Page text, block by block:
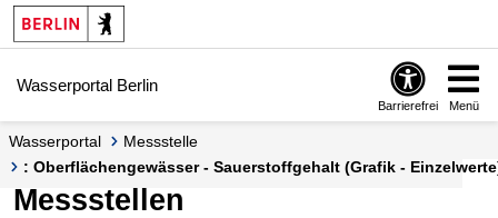
Springe zur Navigation
Springe zum Inhalt
Wasserportal Berlin
Barrierefrei Menü
Wasserportal
Messstelle
: Oberflächengewässer - Sauerstoffgehalt (Grafik -
Messstellen